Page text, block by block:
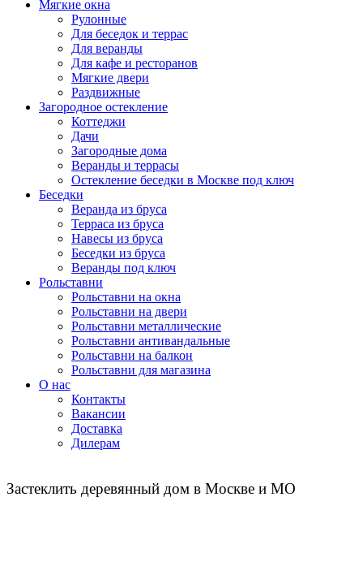
Мягкие окна
Рулонные
Для беседок и террас
Для веранды
Для кафе и ресторанов
Мягкие двери
Раздвижные
Загородное остекление
Коттеджи
Дачи
Загородные дома
Веранды и террасы
Остекление беседки в Москве под ключ
Беседки
Веранда из бруса
Терраса из бруса
Навесы из бруса
Беседки из бруса
Веранды под ключ
Рольставни
Рольставни на окна
Рольставни на двери
Рольставни металлические
Рольставни антивандальные
Рольставни на балкон
Рольставни для магазина
О нас
Контакты
Вакансии
Доставка
Дилерам
Застеклить деревянный дом в Москве и МО